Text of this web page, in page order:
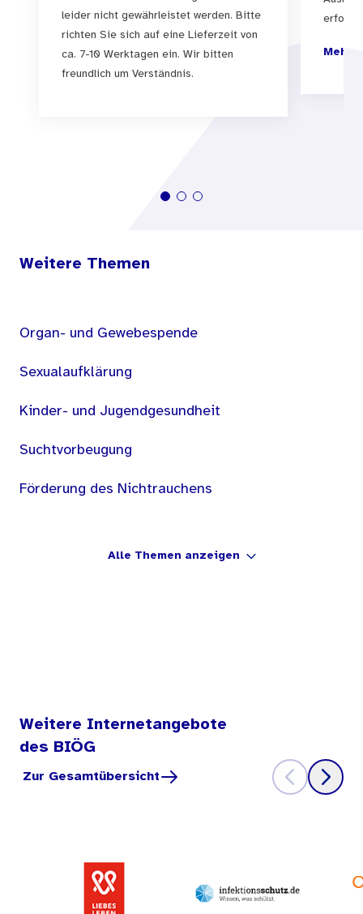
kritisch zu hinterfragen. Die
Broschüre ermutigt dazu, bei bestehenden
Problemen Hilfe in Anspruch zu nehmen. Die
Betroffene als auch für Angehörige werden
leider nicht gewährleistet werden. Bitte
richten Sie sich auf eine Lieferzeit von
ca. 7-10 Werktagen ein. Wir bitten
freundlich um Verständnis.
Mehr
Weitere Themen
Organ- und Gewebespende
Sexualaufklärung
Kinder- und Jugendgesundheit
Suchtvorbeugung
Förderung des Nichtrauchens
Alle Themen anzeigen
Weitere Internetangebote
des BIÖG
Zur Gesamtübersicht